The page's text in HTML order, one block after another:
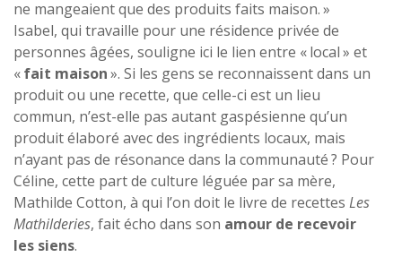
ne mangeaient que des produits faits maison. »
Isabel, qui travaille pour une résidence privée de
personnes âgées, souligne ici le lien entre « local » et
«fait maison». Si les gens se reconnaissent dans un
produit ou une recette, que celle-ci est un lieu
commun, n’est-elle pas autant gaspésienne qu’un
produit élaboré avec des ingrédients locaux, mais
n’ayant pas de résonance dans la communauté ? Pour
Céline, cette part de culture léguée par sa mère,
Mathilde Cotton, à qui l’on doit le livre de recettes Les
Mathilderies, fait écho dans son amour de recevoir
les siens.